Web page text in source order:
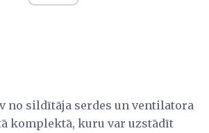
no sildītāja serdes un ventilatora
komplektā, kuru var uzstādīt